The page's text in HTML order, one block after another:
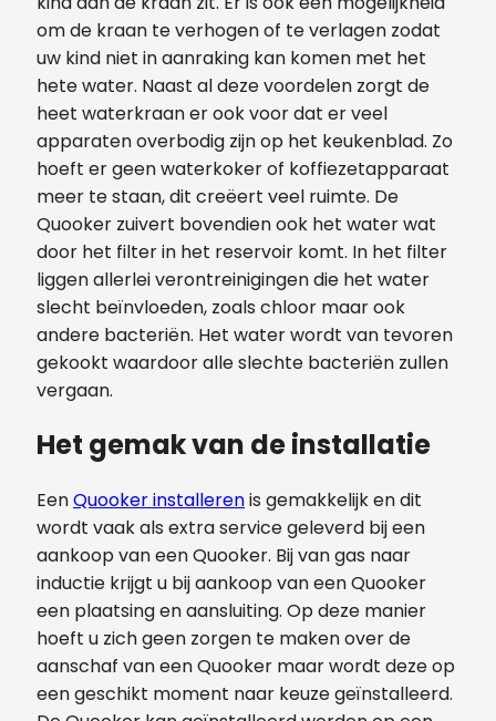
om de kraan te verhogen of te verlagen zodat
uw kind niet in aanraking kan komen met het
hete water. Naast al deze voordelen zorgt de
heet waterkraan er ook voor dat er veel
apparaten overbodig zijn op het keukenblad. Zo
hoeft er geen waterkoker of koffiezetapparaat
meer te staan, dit creëert veel ruimte. De
Quooker zuivert bovendien ook het water wat
door het filter in het reservoir komt. In het filter
liggen allerlei verontreinigingen die het water
slecht beïnvloeden, zoals chloor maar ook
andere bacteriën. Het water wordt van tevoren
gekookt waardoor alle slechte bacteriën zullen
vergaan.
Het gemak van de installatie
EenQuooker installerenis gemakkelijk en dit
wordt vaak als extra service geleverd bij een
aankoop van een Quooker. Bij van gas naar
inductie krijgt u bij aankoop van een Quooker
een plaatsing en aansluiting. Op deze manier
hoeft u zich geen zorgen te maken over de
aanschaf van een Quooker maar wordt deze op
een geschikt moment naar keuze geïnstalleerd.